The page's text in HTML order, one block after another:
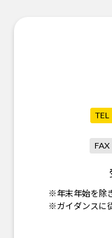
TEL
FAX
※年末年始を除
※ガイダンスに